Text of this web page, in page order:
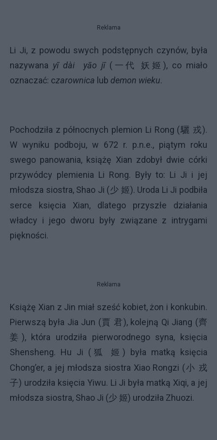
Reklama
Li Ji, z powodu swych podstępnych czynów, była
nazywana yī dài yāo jī( 一代 妖 姬), co miało
oznaczać: czarownica lub demon wieku.
Pochodziła z północnych plemion Li Rong (驪 戎).
W wyniku podboju, w 672 r. p.n.e., piątym roku
swego panowania, książę Xian zdobył dwie córki
przywódcy plemienia Li Rong. Były to: Li Ji i jej
młodsza siostra, Shao Ji (少 姬). Uroda Li Ji podbiła
serce księcia Xian, dlatego przyszłe działania
władcy i jego dworu były związane z intrygami
piękności.
Reklama
Książę Xian z Jin miał sześć kobiet, żon i konkubin.
Pierwszą była Jia Jun (賈 君), kolejną Qi Jiang (齊
姜 ), która urodziła pierworodnego syna, księcia
Shensheng. Hu Ji ( 狐 姬 ) była matką księcia
Chong’er, a jej młodsza siostra Xiao Rongzi (小 戎
子) urodziła księcia Yiwu. Li Ji była matką Xiqi, a jej
młodsza siostra, Shao Ji (少 姬) urodziła Zhuozi.